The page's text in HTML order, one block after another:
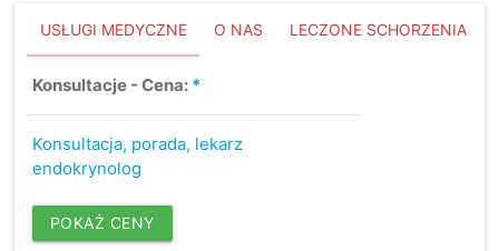
USŁUGI MEDYCZNE O NAS LECZONE SCHORZENIA
Konsultacje - Cena: *
Konsultacja, porada, lekarz
endokrynolog
POKAŻ CENY